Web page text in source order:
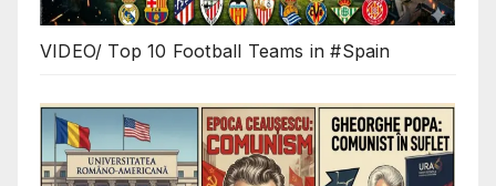
VIDEO/ Top 10 Football Teams in #Spain